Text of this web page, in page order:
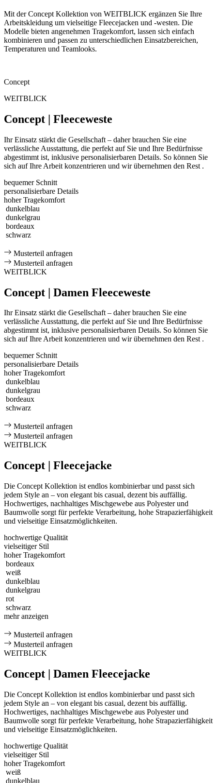
Mit der Concept Kollektion von WEITBLICK ergänzen Sie Ihre
Arbeitskleidung um vielseitige Fleecejacken und -westen. Die
Modelle bieten angenehmen Tragekomfort, lassen sich einfach
kombinieren und passen zu unterschiedlichen Einsatzbereichen,
Temperaturen und Teamlooks.
Concept
WEITBLICK
Concept | Fleeceweste
Ihr Einsatz stärkt die Gesellschaft – daher brauchen Sie eine
verlässliche Ausstattung, die perfekt auf Sie und Ihre Bedürfnisse
abgestimmt ist, inklusive personalisierbaren Details. So können Sie
sich auf Ihre Arbeit konzentrieren und wir übernehmen den Rest .
bequemer Schnitt
personalisierbare Details
hoher Tragekomfort
dunkelblau
dunkelgrau
bordeaux
schwarz
Musterteil anfragen
Musterteil anfragen
WEITBLICK
Concept | Damen Fleeceweste
Ihr Einsatz stärkt die Gesellschaft – daher brauchen Sie eine
verlässliche Ausstattung, die perfekt auf Sie und Ihre Bedürfnisse
abgestimmt ist, inklusive personalisierbaren Details. So können Sie
sich auf Ihre Arbeit konzentrieren und wir übernehmen den Rest .
bequemer Schnitt
personalisierbare Details
hoher Tragekomfort
dunkelblau
dunkelgrau
bordeaux
schwarz
Musterteil anfragen
Musterteil anfragen
WEITBLICK
Concept | Fleecejacke
Die Concept Kollektion ist endlos kombinierbar und passt sich
jedem Style an – von elegant bis casual, dezent bis auffällig.
Hochwertiges, nachhaltiges Mischgewebe aus Polyester und
Baumwolle sorgt für perfekte Verarbeitung, hohe Strapazierfähigkeit
und vielseitige Einsatzmöglichkeiten.
hochwertige Qualität
vielseitiger Stil
hoher Tragekomfort
bordeaux
weiß
dunkelblau
dunkelgrau
rot
schwarz
mehr anzeigen
Musterteil anfragen
Musterteil anfragen
WEITBLICK
Concept | Damen Fleecejacke
Die Concept Kollektion ist endlos kombinierbar und passt sich
jedem Style an – von elegant bis casual, dezent bis auffällig.
Hochwertiges, nachhaltiges Mischgewebe aus Polyester und
Baumwolle sorgt für perfekte Verarbeitung, hohe Strapazierfähigkeit
und vielseitige Einsatzmöglichkeiten.
hochwertige Qualität
vielseitiger Stil
hoher Tragekomfort
weiß
dunkelblau